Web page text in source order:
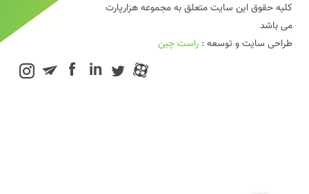
کلیه حقوق این سایت متعلق به مجموعه هزارپارت
می باشد
طراحی سایت و توسعه : راست چین
in